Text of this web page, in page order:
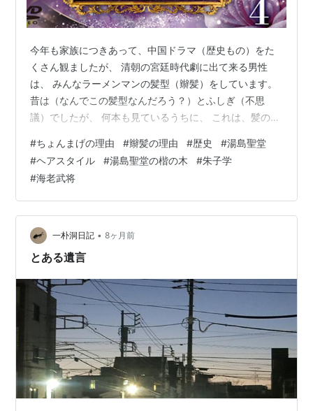
今年も家族につきあって、中国ドラマ（歴史もの）をた
くさん観ましたが、 清朝の宮廷時代劇に出て来る男性
は、 みんなラーメンマンの髪型（辮髪）をしています。
昔は（なんでこの髪型なんだろう？）とふしぎ（不思
議）でしたが、 何本も見ているうちに、 これは、髪の毛
えて、若いころから皆、あの髪型にしている） というこ
とを確信しました。 すなわち！ 後頭部は帽子をかぶれば
隠せるけれど、 生え際が後退してくると、なかなか隠し
ようがない。 だから、あらかじめ剃ってしまって、はげ
ているのか？そうでないのか？ わからないようにしてし
まう。 それが証拠に、 どの中…
#ちょんまげの理由 #辮髪の理由 #歴史 #湯島聖堂
#ヘアスタイル #湯島聖堂の楷の木 #朱子学
#海老武将
一朴洞日記 • 8ヶ月前
とある遺言